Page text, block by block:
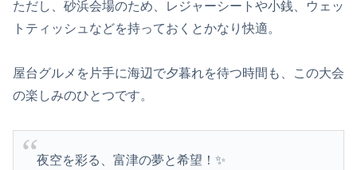
ただし、砂浜会場のため、レジャーシートや小銭、ウェッ
トティッシュなどを持っておくとかなり快適。
屋台グルメを片手に海辺で夕暮れを待つ時間も、この大会
の楽しみのひとつです。
夜空を彩る、富津の夢と希望！✨